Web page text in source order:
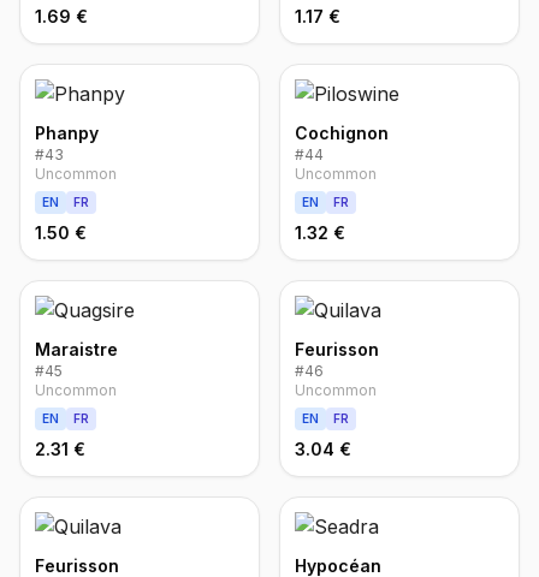
1.69 € 1.17 €
Phanpy
#43
Uncommon
EN FR
1.50 €
Cochignon
#44
Uncommon
EN FR
1.32 €
Maraistre
#45
Uncommon
EN FR
2.31 €
Feurisson
#46
Uncommon
EN FR
3.04 €
Feurisson Hypocéan